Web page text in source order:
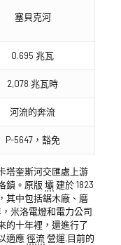
塞貝克河
0.695 兆瓦
2,078 兆瓦時
河流的奔流
P-5647，豁免
塔奎斯河交匯處上游
鎮。原版 壩建於 1823
其中包括鋸木廠、磨
米洛電燈和電力公司
的十年裡，還進行了
適應徑流營運.目前的